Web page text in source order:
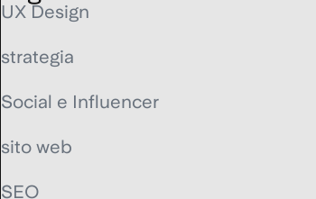
UX Design
strategia
Social e Influencer
sito web
SEO